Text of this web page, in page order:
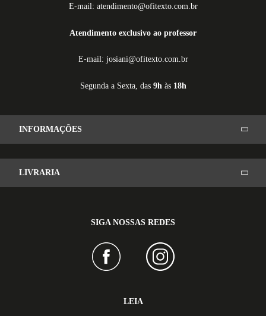
E-mail: atendimento@ofitexto.com.br
Atendimento exclusivo ao professor
E-mail: josiani@ofitexto.com.br
Segunda a Sexta, das 9h às 18h
INFORMAÇÕES
LIVRARIA
SIGA NOSSAS REDES
LEIA